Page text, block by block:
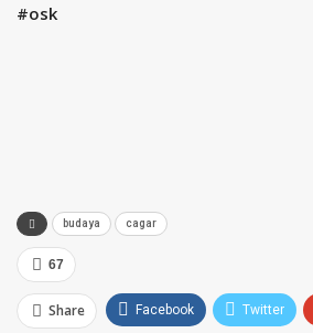
#osk
budaya cagar
67
Share Facebook Twitter